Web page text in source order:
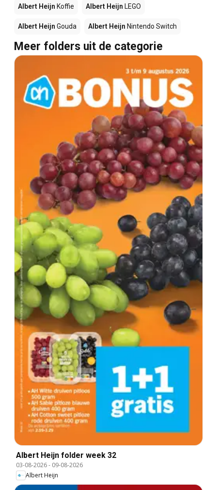
Albert Heijn Koffie Albert Heijn LEGO
Albert Heijn Gouda Albert Heijn Nintendo Switch
Meer folders uit de categorie
Albert Heijn folder week 32
03-08-2026- 09-08-2026
Albert Heijn